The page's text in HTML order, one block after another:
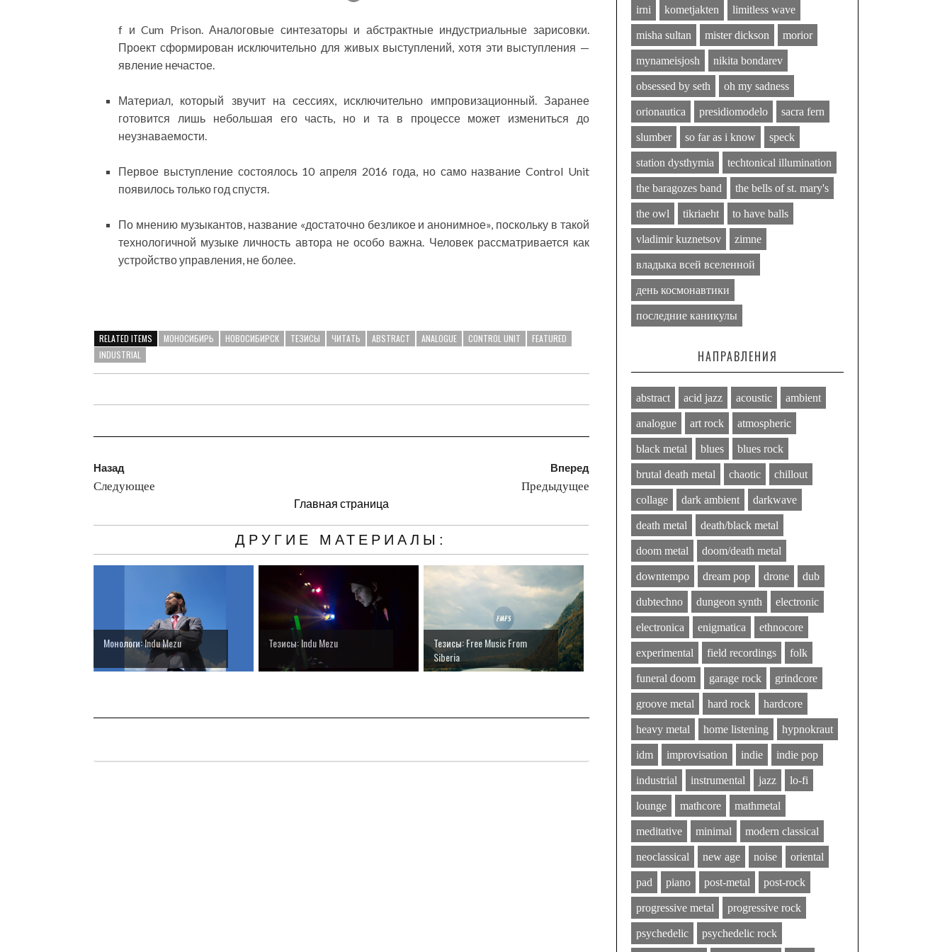
f и Cum Prison. Аналоговые синтезаторы и абстрактные индустриальные зарисовки.
Проект сформирован исключительно для живых выступлений, хотя эти выступления —
явление нечастое.
Материал, который звучит на сессиях, исключительно импровизационный. Заранее
готовится лишь небольшая его часть, но и та в процессе может измениться до
неузнаваемости.
Первое выступление состоялось 10 апреля 2016 года, но само название Control Unit
появилось только год спустя.
По мнению музыкантов, название «достаточно безликое и анонимное», поскольку в такой
технологичной музыке личность автора не особо важна. Человек рассматривается как
устройство управления, не более.
RELATED ITEMS МОНОСИБИРЬ НОВОСИБИРСК ТЕЗИСЫ ЧИТАТЬ ABSTRACT ANALOGUE CONTROL UNIT
FEATURED
INDUSTRIAL
Назад
Следующее
Вперед
Предыдущее
Главная страница
ДРУГИЕ МАТЕРИАЛЫ:
Монологи: Indu Mezu Тезисы: Indu Mezu
Тезисы: Free Music From
Siberia
irni kometjakten limitless wave
misha sultan mister dickson morior
mynameisjosh nikita bondarev
obsessed by seth oh my sadness
orionautica presidiomodelo sacra fern
slumber so far as i know speck
station dysthymia techtonical illumination
the baragozes band the bells of st. mary's
the owl tikriaeht to have balls
vladimir kuznetsov zimne
владыка всей вселенной
день космонавтики
последние каникулы
НАПРАВЛЕНИЯ
abstract acid jazz acoustic ambient
analogue art rock atmospheric
black metal blues blues rock
brutal death metal chaotic chillout
collage dark ambient darkwave
death metal death/black metal
doom metal doom/death metal
downtempo dream pop drone dub
dubtechno dungeon synth electronic
electronica enigmatica ethnocore
experimental field recordings folk
funeral doom garage rock grindcore
groove metal hard rock hardcore
heavy metal home listening hypnokraut
idm improvisation indie indie pop
industrial instrumental jazz lo-fi
lounge mathcore mathmetal
meditative minimal modern classical
neoclassical new age noise oriental
pad piano post-metal post-rock
progressive metal progressive rock
psychedelic psychedelic rock